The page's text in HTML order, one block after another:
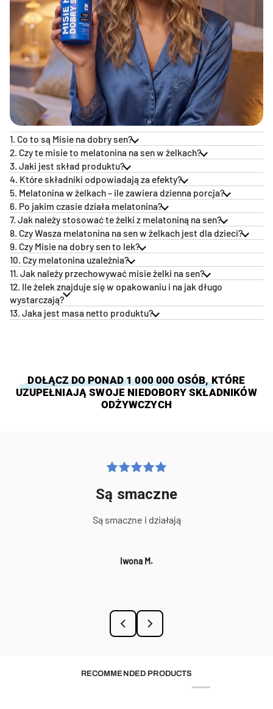
1. Co to są Misie na dobry sen?
2. Czy te misie to melatonina na sen w żelkach?
3. Jaki jest skład produktu?
4. Które składniki odpowiadają za efekty?
5. Melatonina w żelkach – ile zawiera dzienna porcja?
6. Po jakim czasie działa melatonina?
7. Jak należy stosować te żelki z melatoniną na sen?
8. Czy Wasza melatonina na sen w żelkach jest dla dzieci?
9. Czy Misie na dobry sen to lek?
10. Czy melatonina uzależnia?
11. Jak należy przechowywać misie żelki na sen?
12. Ile żelek znajduje się w opakowaniu i na jak długo
wystarczają?
13. Jaka jest masa netto produktu?
DOŁĄCZ DO PONAD 1 000 000 OSÓB, KTÓRE
UZUPEŁNIAJĄ SWOJE NIEDOBORY SKŁADNIKÓW
ODŻYWCZYCH
Są smaczne
Są smaczne i działają
Iwona M.
RECOMMENDED PRODUCTS